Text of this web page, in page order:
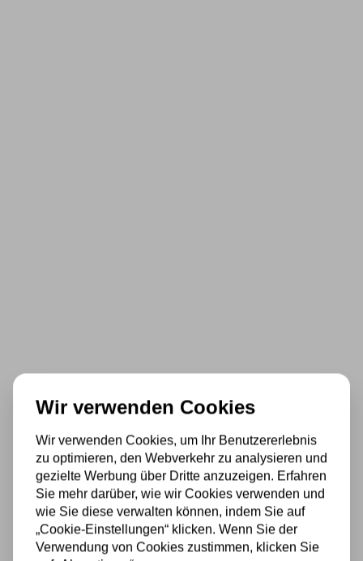
Wir verwenden Cookies
Wir verwenden Cookies, um Ihr Benutzererlebnis
zu optimieren, den Webverkehr zu analysieren und
gezielte Werbung über Dritte anzuzeigen. Erfahren
Sie mehr darüber, wie wir Cookies verwenden und
wie Sie diese verwalten können, indem Sie auf
„Cookie-Einstellungen“ klicken. Wenn Sie der
Verwendung von Cookies zustimmen, klicken Sie